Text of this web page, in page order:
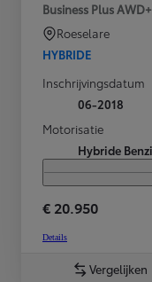
Business Plus
Roeselare
HYBRIDE
Inschrijvingsdatum
06-2018
Motorisatie
Hybride
€ 20.950
Details
Vergelijken